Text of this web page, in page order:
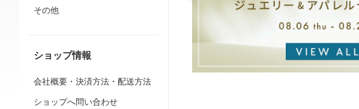
その他
ショップ情報
会社概要・決済方法・配送方法
ショップへ問い合わせ